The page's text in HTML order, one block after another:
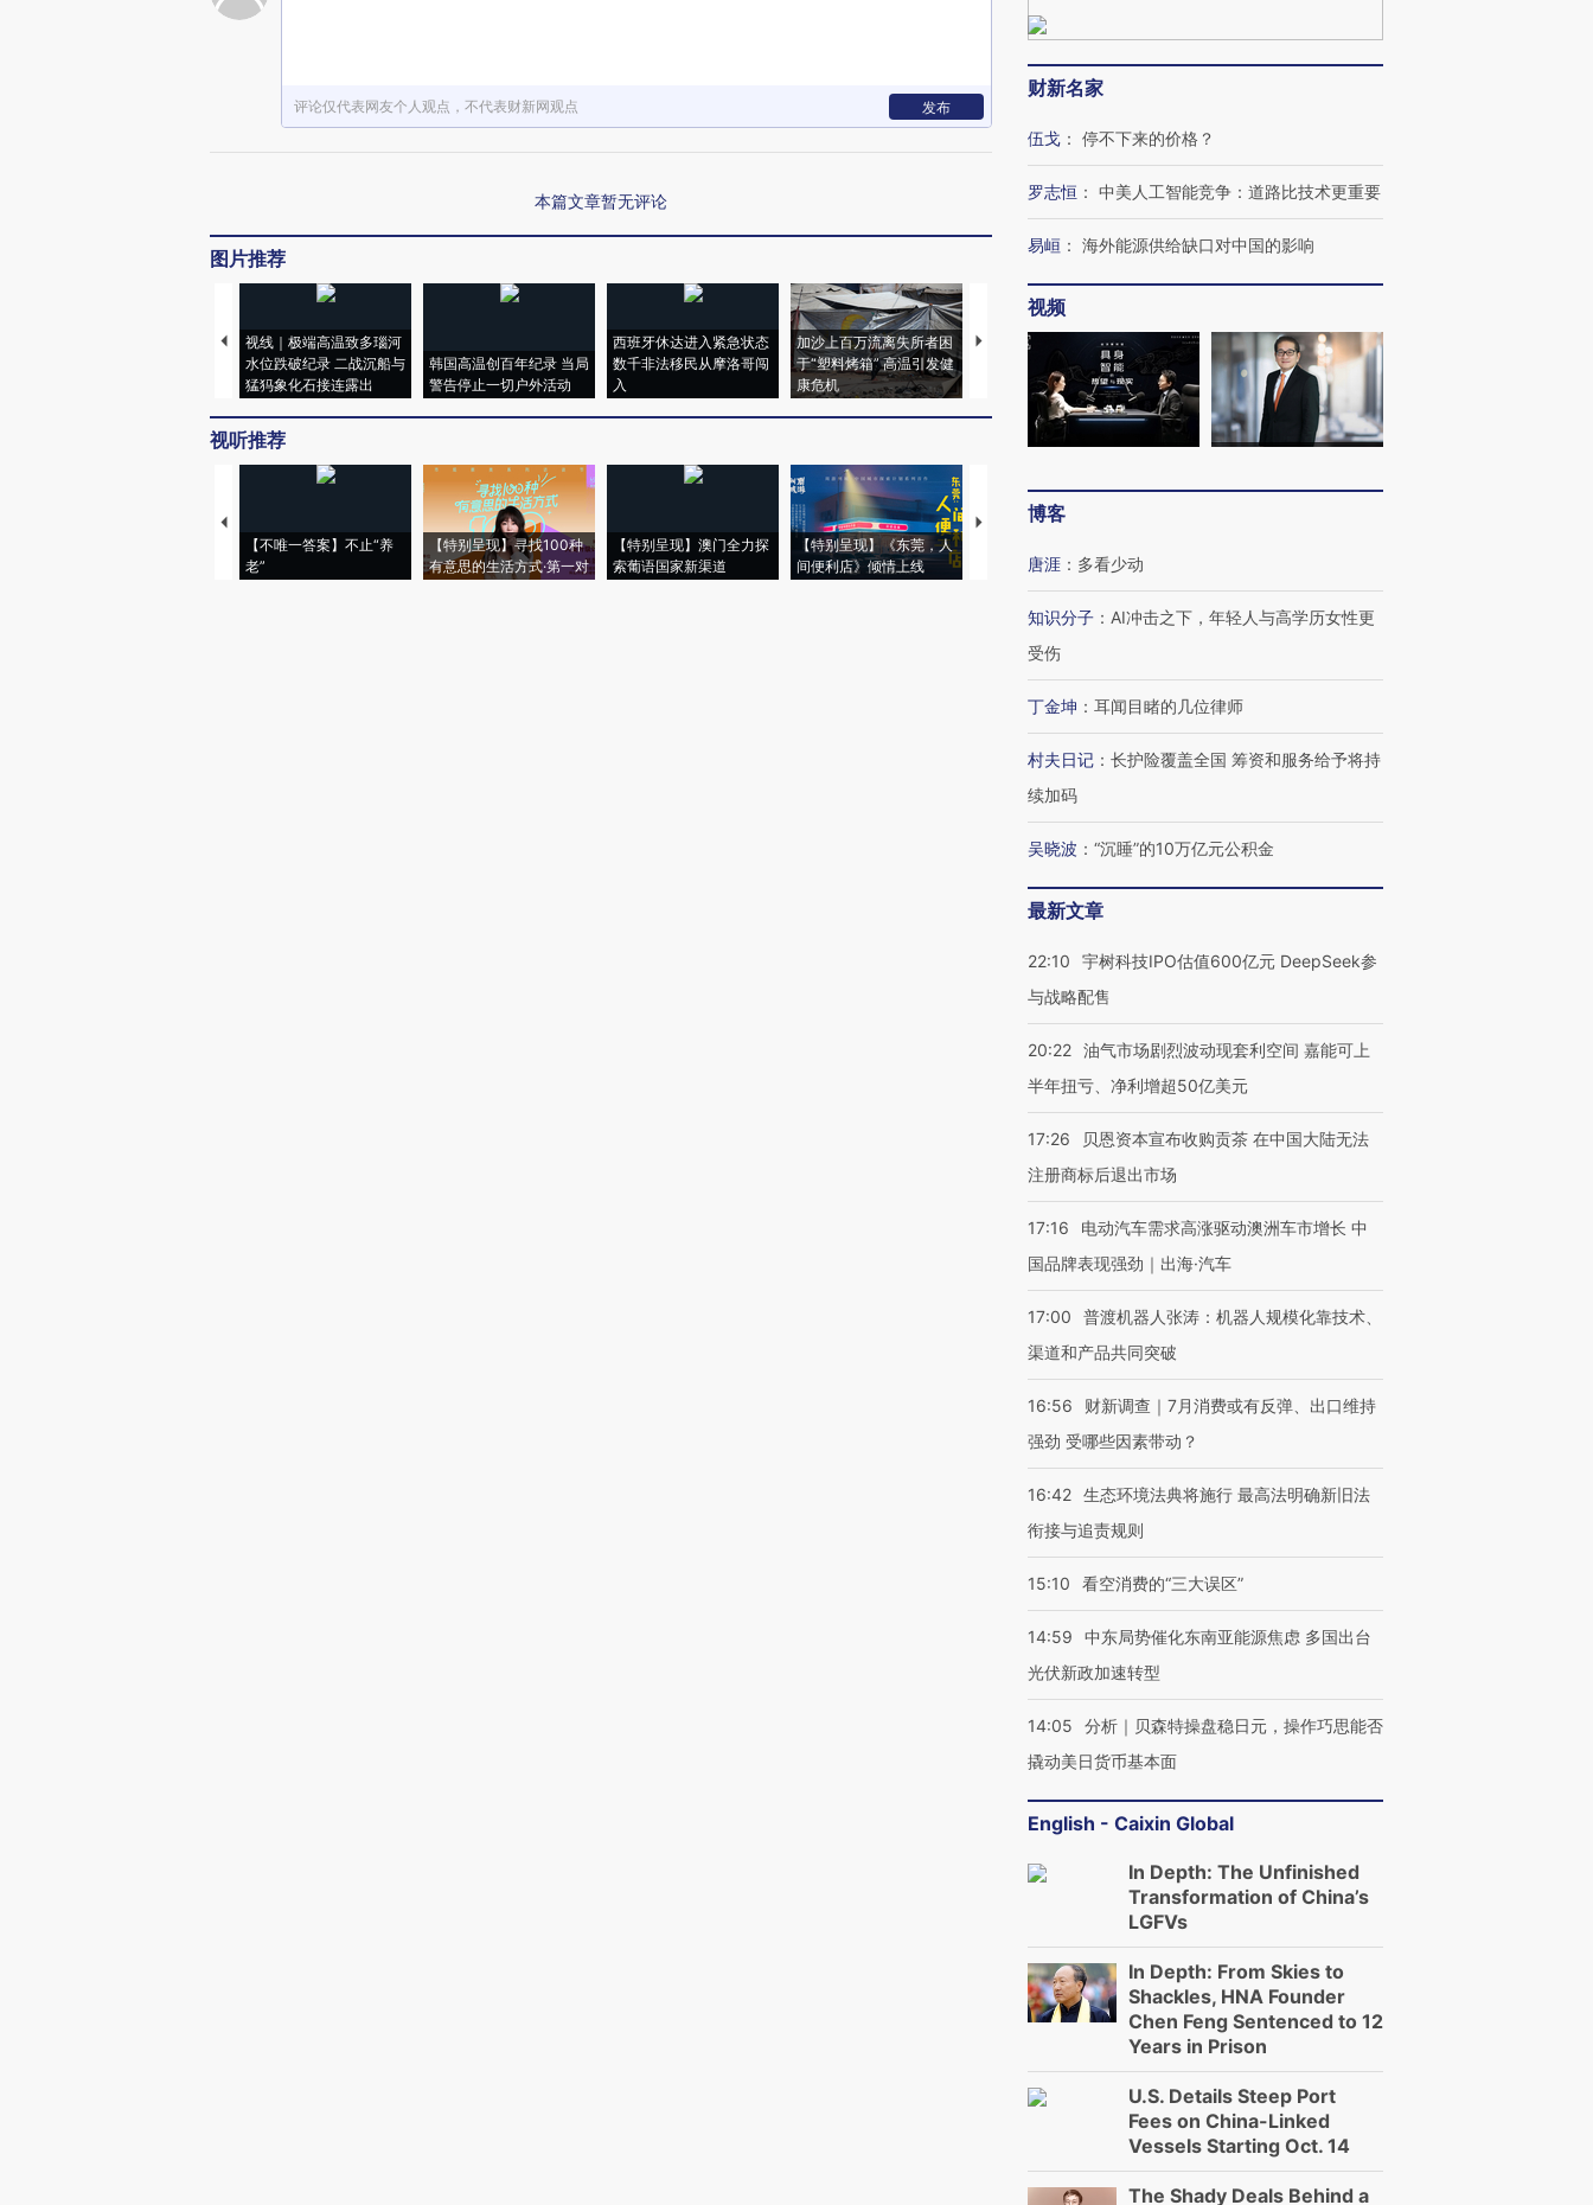
评论仅代表网友个人观点，不代表财新网观点 发布
本篇文章暂无评论
图片推荐
视线｜极端高温致多瑙河
水位跌破纪录 二战沉船与
猛犸象化石接连露出
韩国高温创百年纪录 当局
警告停止一切户外活动
西班牙休达进入紧急状态
数千非法移民从摩洛哥闯
入
加沙上百万流离失所者困
于“塑料烤箱” 高温引发健
康危机
视线｜HYROX的吸金
术：是什么让中产们甘
心“花钱找虐”？
马航飞行员跨国走私7万
粒摇头丸 尿检体内含3种
毒品
视线｜被称为“蟑螂”的印
度Z世代 用街头抗争将教
视听推荐
【不唯一答案】不止“养
老”
【特别呈现】寻找100种
有意思的生活方式·第一对
【特别呈现】澳门全力探
索葡语国家新渠道
【特别呈现】《东莞，人
间便利店》倾情上线
【推广】走进第四届链博
财新名家
伍戈 ： 停不下来的价格？
罗志恒 ： 中美人工智能竞争：道路比技术更重要
易峘 ： 海外能源供给缺口对中国的影响
视频
博客
唐涯 ： 多看少动
知识分子 ： AI冲击之下，年轻人与高学历女性更
受伤
丁金坤 ： 耳闻目睹的几位律师
村夫日记 ： 长护险覆盖全国 筹资和服务给予将持
续加码
吴晓波 ： “沉睡”的10万亿元公积金
最新文章
22:10
宇树科技IPO估值600亿元 DeepSeek参
与战略配售
20:22 油气市场剧烈波动现套利空间 嘉能可上
半年扭亏、净利增超50亿美元
17:26
贝恩资本宣布收购贡茶 在中国大陆无法
注册商标后退出市场
17:16
电动汽车需求高涨驱动澳洲车市增长 中
国品牌表现强劲｜出海·汽车
17:00
普渡机器人张涛：机器人规模化靠技术、
渠道和产品共同突破
16:56
财新调查｜7月消费或有反弹、出口维持
强劲 受哪些因素带动？
16:42 生态环境法典将施行 最高法明确新旧法
衔接与追责规则
15:10 看空消费的“三大误区”
14:59
中东局势催化东南亚能源焦虑 多国出台
光伏新政加速转型
14:05
分析｜贝森特操盘稳日元，操作巧思能否
撬动美日货币基本面
English - Caixin Global
In Depth: The Unfinished
Transformation of China’s
LGFVs
In Depth: From Skies to
Shackles, HNA Founder
Chen Feng Sentenced to 12
Years in Prison
U.S. Details Steep Port
Fees on China-Linked
Vessels Starting Oct. 14
The Shady Deals Behind a